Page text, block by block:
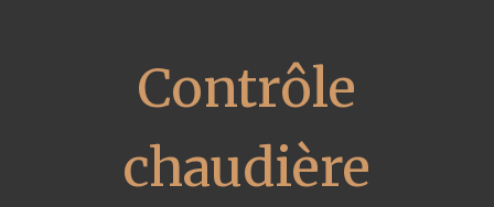
Contrôle
chaudière